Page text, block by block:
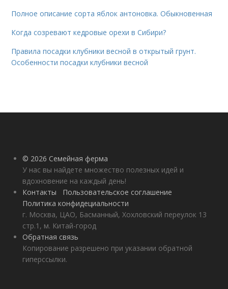
Полное описание сорта яблок антоновка. Обыкновенная
Когда созревают кедровые орехи в Сибири?
Правила посадки клубники весной в открытый грунт.
Особенности посадки клубники весной
© 2026 Семейная ферма
У нас вы найдете множество полезных идей и
вдохновение на каждый день!
Контакты
Пользовательское соглашение
Политика конфидециальности
г. Москва, ЦАО, Басманный, Хохловский переулок 13
стр.1, м. Китай-город
Обратная связь
Копирование разрешено при указании обратной
гиперссылки.